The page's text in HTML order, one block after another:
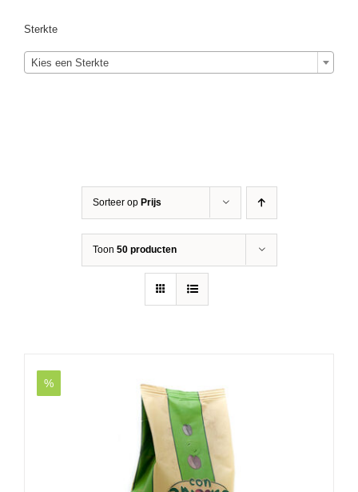
Sorteer op Prijs
Toon 50 producten
%
Sterkte
Kies een Sterkte